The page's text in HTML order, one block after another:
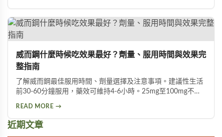
威而鋼什麼時候吃效果最好？劑量、服用時間與效果完
整指南
了解威而鋼最佳服用時間、劑量選擇及注意事項。建議性生活
前30-60分鐘服用，藥效可維持4-6小時。25mg至100mg不同
READ MORE →
近期文章